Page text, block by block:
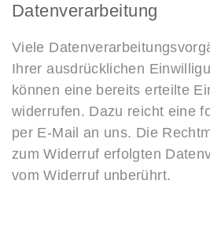
Datenverarbeitung
Viele
Ihrer ausdrücklichen
können eine bereits erteilte
widerrufen. Dazu reicht eine
per E-Mail an uns. Die
zum Widerruf erfolgten
vom Widerruf unberührt.